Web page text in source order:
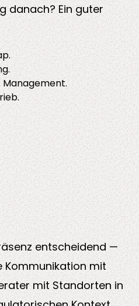
danach? Ein guter
entscheidend —
Kommunikation mit
mit Standorten in